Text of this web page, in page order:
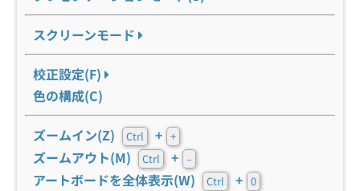
スクリーンモード
校正設定(F)
色の構成(C)
ズームイン(Z) Ctrl + +
ズームアウト(M) Ctrl + –
アートボードを全体表示(W) Ctrl + 0